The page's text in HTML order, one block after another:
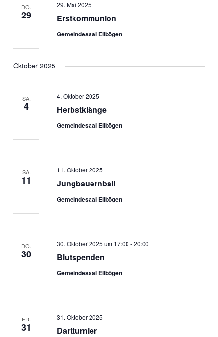
DO.
29 Erstkommunion
29. Mai 2025
Gemeindesaal Ellbögen
Oktober 2025
SA.
4 Herbstklänge
4. Oktober 2025
Gemeindesaal Ellbögen
SA.
11 Jungbauernball
11. Oktober 2025
Gemeindesaal Ellbögen
DO.
30 Blutspenden
30. Oktober 2025 um 17:00 -20:00
Gemeindesaal Ellbögen
FR.
31 Dartturnier
31. Oktober 2025